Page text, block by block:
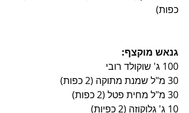
כפות)
גנאש מוקצף:
100 ג' שוקולד רובי
30 מ"ל שמנת מתוקה (2 כפות)
30 מ"ל מחית פטל (2 כפות)
10 ג' גלוקוזה (2 כפיות)